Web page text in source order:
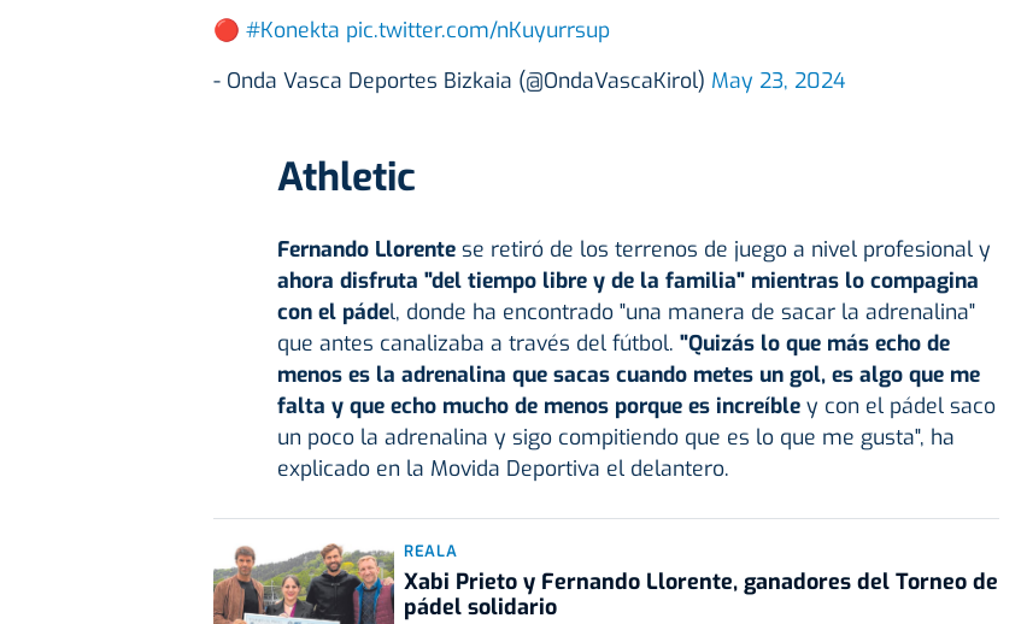
🔴 #Konekta pic.twitter.com/nKuyurrsup
- Onda Vasca Deportes Bizkaia (@OndaVascaKirol) May 23, 2024
Athletic
Fernando Llorentese retiró de los terrenos de juego a nivel profesional y
ahora disfruta "del tiempo libre y de la familia" mientras lo compagina
con el pádel, donde ha encontrado "una manera de sacar la adrenalina"
que antes canalizaba a través del fútbol. "Quizás lo que más echo de
menos es la adrenalina que sacas cuando metes un gol, es algo que me
falta y que echo mucho de menos porque es increíbley con el pádel saco
un poco la adrenalina y sigo compitiendo que es lo que me gusta", ha
explicado en la Movida Deportiva el delantero.
REALA
Xabi Prieto y Fernando Llorente, ganadores del Torneo de
pádel solidario